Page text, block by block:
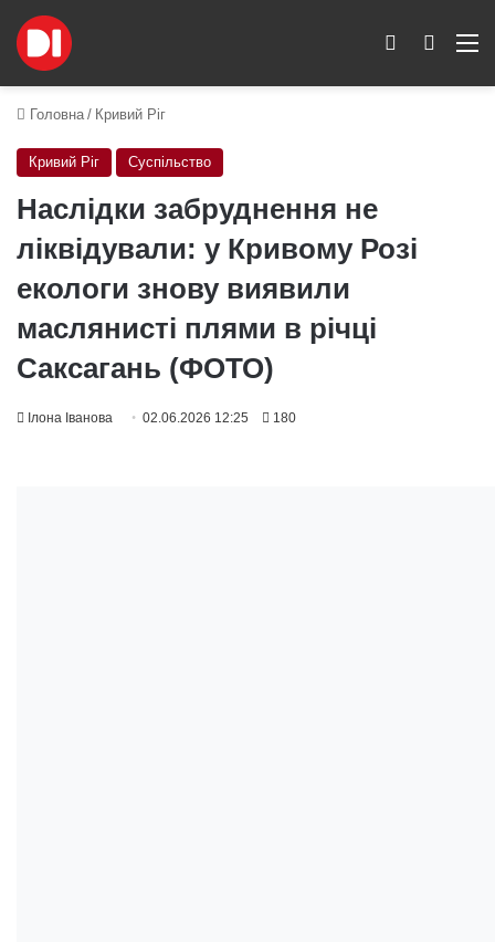
Пошук
Switch skin
Головна / Кривий Ріг
Кривий Ріг Суспільство
Наслідки забруднення не
ліквідували: у Кривому Розі
екологи знову виявили
маслянисті плями в річці
Саксагань (ФОТО)
Ілона Іванова 02.06.2026 12:25 180